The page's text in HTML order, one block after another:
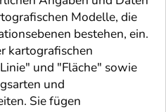
Modelle, die
bestehen, ein.
kartografischen
und "Fläche" sowie
und
Sie fügen